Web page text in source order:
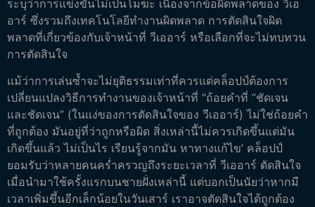
ระบุว่าการแข่งขันไม่เป็นโมฆะ เนื่องจากข้อผิดพลาดของ วีเอ
อาร์ ซึ่งรวมถึงเทคโนโลยีทำงานผิดพลาด การตัดสินใจผิด
พลาดที่เกี่ยวข้องกับเจ้าหน้าที่ วีเออาร์ หรือเลือกที่จะไม่ทบทวน
การตัดสินใจ
แม้ว่าการเล่นซ้ำจะไม่ยุติธรรมเท่าที่ควรแต่คล็อปป์ต้องการ
เปลี่ยนแปลงวิธีการทำงานของเจ้าหน้าที่ “ถ้อยคำที่ “ชัดเจน
และชัดเจน” (ในแง่ของการตัดสินใจของ วีเออาร์) ไม่ใช่ถ้อยคำ
ที่ถูกต้อง มันอยู่ที่ว่าถูกหรือผิด สิ่งเหล่านี้ไม่ควรเกิดขึ้นแต่มัน
เกิดขึ้นแล้ว ไม่เป็นไร เรียนรู้จากมัน หาทางแก้ไข’ คล็อปป์
ยอมรับว่าหลายคนคร่ำครวญถึงระยะเวลาที่ วีเออาร์ ตัดสินใจ
เมื่อนำมาใช้ครั้งแรกบนชายฝั่งเหล่านี้ แต่บอกเป็นนัยว่าหากมี
เวลาเพิ่มขึ้นอีกเล็กน้อยในวันเสาร์ เราอาจตัดสินใจได้ถูกต้อง